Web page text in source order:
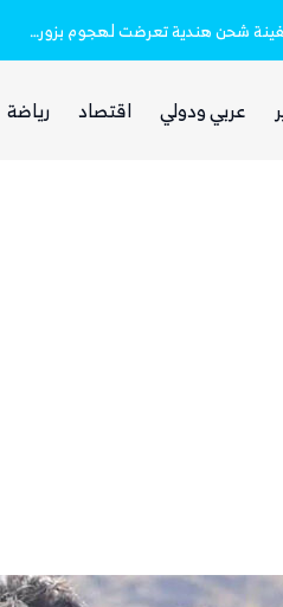
خفر السواحل والبحرية اليمنية ينقذان طاقم سفينة شحن هندية تعرضت لهجوم بزورق مفخخ
عربي ودولي اقتصاد رياضة